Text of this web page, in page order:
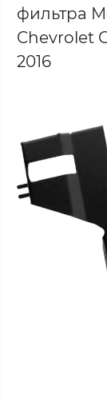
фильтра
Chevrolet
2016